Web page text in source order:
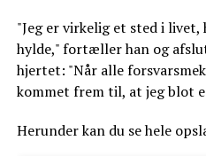
"Jeg er virkelig et sted i
hylde," fortæller han og
hjertet: "Når alle
kommet frem til, at jeg blot
Herunder kan du se hele